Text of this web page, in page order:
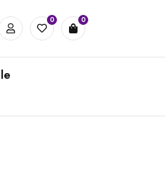
0 0